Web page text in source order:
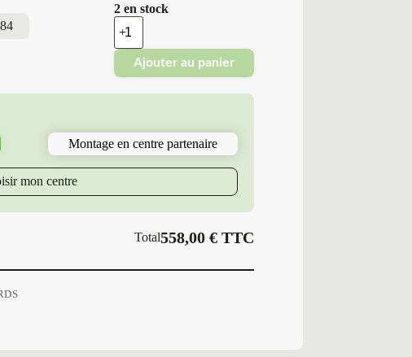
2 en stock
quantité
de
Bridgestone
Pneus
Neufs
L
BS
Ajouter au panier
Montage en centre partenaire
mon centre
Total558,00 €TTC